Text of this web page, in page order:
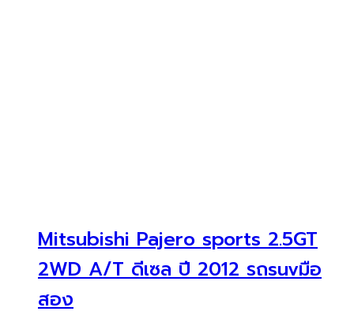
Mitsubishi Pajero sports 2.5GT
2WD A/T ดีเซล ปี 2012 รถsuvมือ
สอง